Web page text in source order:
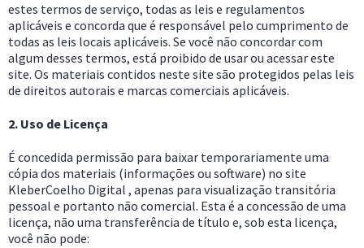
estes termos de serviço, todas as leis e regulamentos
aplicáveis e concorda que é responsável pelo cumprimento de
todas as leis locais aplicáveis. Se você não concordar com
algum desses termos, está proibido de usar ou acessar este
site. Os materiais contidos neste site são protegidos pelas leis
de direitos autorais e marcas comerciais aplicáveis.
2. Uso de Licença
É concedida permissão para baixar temporariamente uma
cópia dos materiais (informações ou software) no site
KleberCoelho Digital , apenas para visualização transitória
pessoal e portanto não comercial. Esta é a concessão de uma
licença, não uma transferência de título e, sob esta licença,
você não pode: